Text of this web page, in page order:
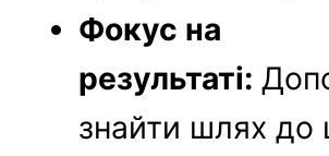
Фокус на
результаті:
знайти шлях до